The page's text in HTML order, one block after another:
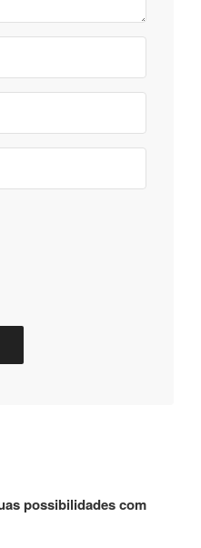
possibilidades com